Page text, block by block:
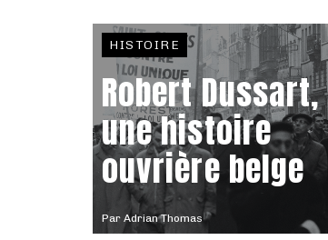
Par Adrian Thomas
HISTOIRE
Robert Dussart,
une histoire
ouvrière belge